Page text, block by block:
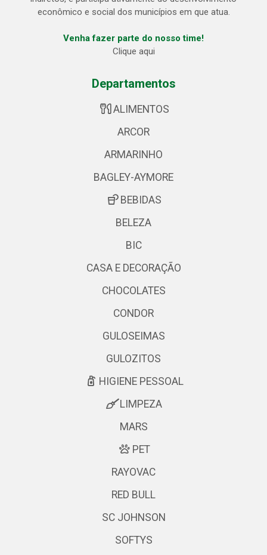
econômico e social dos municípios em que atua.
Venha fazer parte do nosso time!
Clique aqui
Departamentos
ALIMENTOS
ARCOR
ARMARINHO
BAGLEY-AYMORE
BEBIDAS
BELEZA
BIC
CASA E DECORAÇÃO
CHOCOLATES
CONDOR
GULOSEIMAS
GULOZITOS
HIGIENE PESSOAL
LIMPEZA
MARS
PET
RAYOVAC
RED BULL
SC JOHNSON
SOFTYS